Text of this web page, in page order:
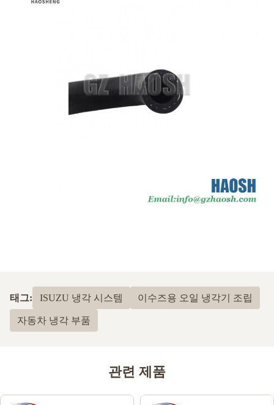
태그: ISUZU 냉각 시스템 이수즈용 오일 냉각기 조립
자동차 냉각 부품
관련 제품